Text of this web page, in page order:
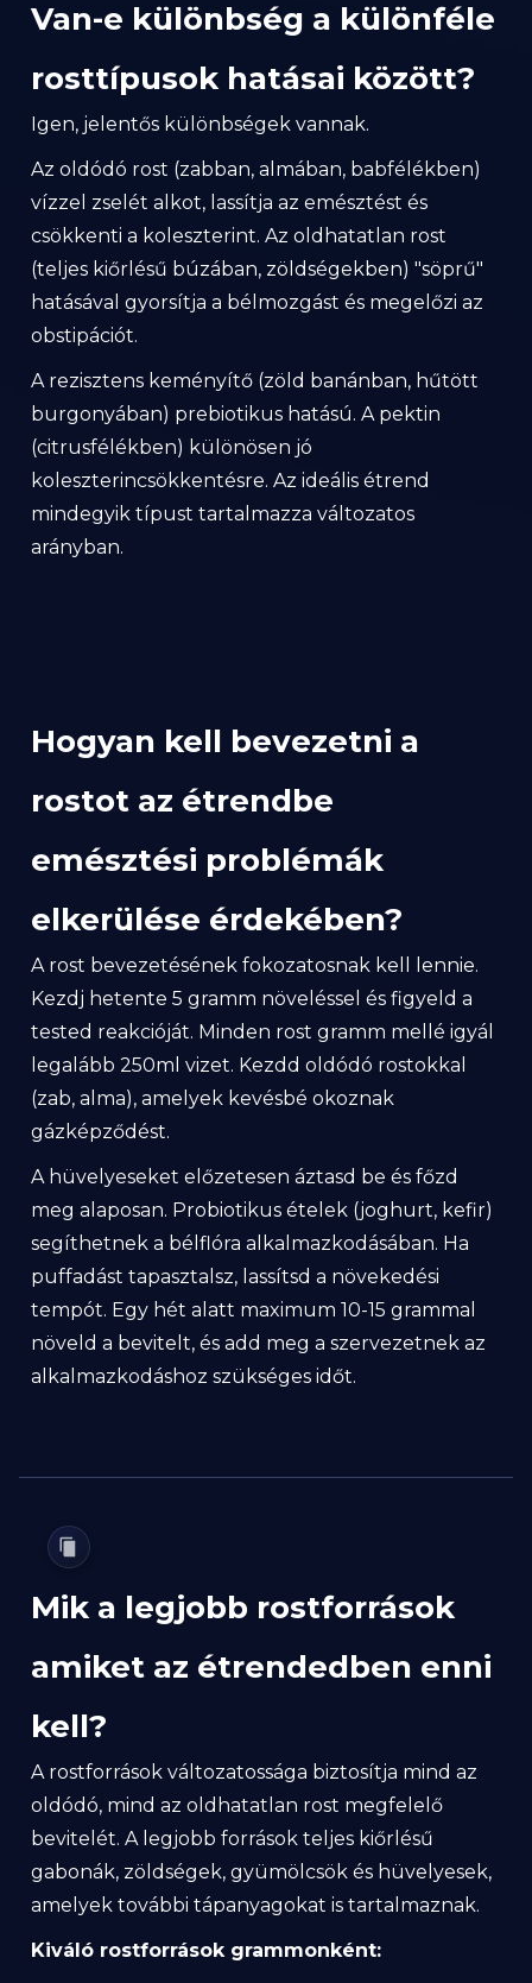
Van-e különbség a különféle
rosttípusok hatásai között?
Igen, jelentős különbségek vannak.
Az oldódó rost (zabban, almában, babfélékben)
vízzel zselét alkot, lassítja az emésztést és
csökkenti a koleszterint. Az oldhatatlan rost
(teljes kiőrlésű búzában, zöldségekben) "söprű"
hatásával gyorsítja a bélmozgást és megelőzi az
obstipációt.
A rezisztens keményítő (zöld banánban, hűtött
burgonyában) prebiotikus hatású. A pektin
(citrusfélékben) különösen jó
koleszterincsökkentésre. Az ideális étrend
mindegyik típust tartalmazza változatos
arányban.
Hogyan kell bevezetni a
rostot az étrendbe
emésztési problémák
elkerülése érdekében?
A rost bevezetésének fokozatosnak kell lennie.
Kezdj hetente 5 gramm növeléssel és figyeld a
tested reakcióját. Minden rost gramm mellé igyál
legalább 250ml vizet. Kezdd oldódó rostokkal
(zab, alma), amelyek kevésbé okoznak
gázképződést.
A hüvelyeseket előzetesen áztasd be és főzd
meg alaposan. Probiotikus ételek (joghurt, kefir)
segíthetnek a bélflóra alkalmazkodásában. Ha
puffadást tapasztalsz, lassítsd a növekedési
tempót. Egy hét alatt maximum 10-15 grammal
növeld a bevitelt, és add meg a szervezetnek az
alkalmazkodáshoz szükséges időt.
Mik a legjobb rostforrások
amiket az étrendedben enni
kell?
A rostforrások változatossága biztosítja mind az
oldódó, mind az oldhatatlan rost megfelelő
bevitelét. A legjobb források teljes kiőrlésű
gabonák, zöldségek, gyümölcsök és hüvelyesek,
amelyek további tápanyagokat is tartalmaznak.
Kiváló rostforrások grammonként: